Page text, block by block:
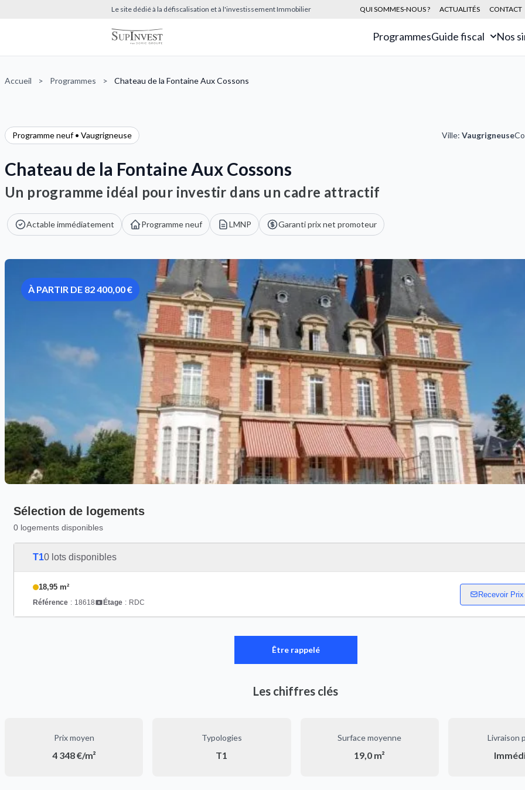
Le site dédié à la défiscalisation et à l'investissement Immobilier QUI SOMMES-NOUS ? ACTUALITÉS CONTACT
ProgrammesGuide fiscal Nos
Accueil > Programmes > Chateau de la Fontaine Aux Cossons
Programme neuf • Vaugrigneuse Ville: Vaugrigneuse
Chateau de la Fontaine Aux Cossons
Un programme idéal pour investir dans un cadre attractif
Actable immédiatement Programme neuf LMNP Garanti prix net promoteur
À PARTIR DE 82 400,00 €
Sélection de logements
0 logements disponibles
T10 lots disponibles
18,95 m²
Référence : 18618 Étage : RDC
Recevoir
Être rappelé
Les chiffres clés
Prix moyen
4 348 €/m²
Typologies
T1
Surface moyenne
19,0 m²
Livraison